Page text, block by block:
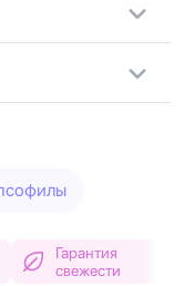
Гарантия
свежести